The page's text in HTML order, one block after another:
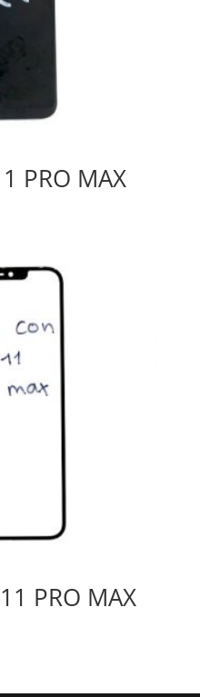
PRO MAX
PRO MAX